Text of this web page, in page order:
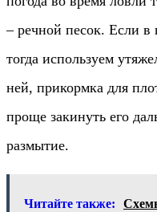
– речной песок. Если в
тогда используем
ней, прикормка для
проще закинуть его
размытие.
Читайте также: